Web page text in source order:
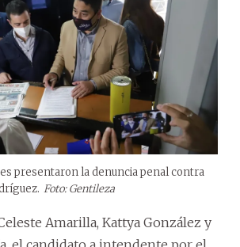
presentaron la denuncia penal contra
Foto: Gentileza
Amarilla, Kattya González y